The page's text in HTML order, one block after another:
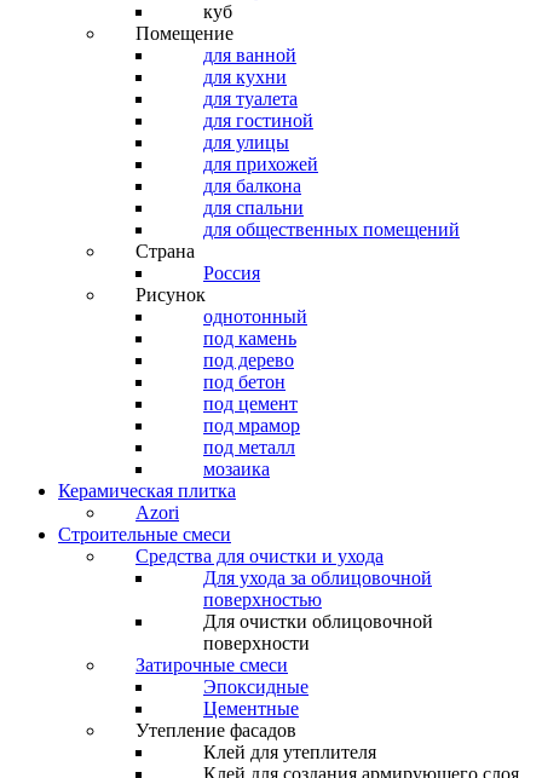
куб
Помещение
для ванной
для кухни
для туалета
для гостиной
для улицы
для прихожей
для балкона
для спальни
для общественных помещений
Страна
Россия
Рисунок
однотонный
под камень
под дерево
под бетон
под цемент
под мрамор
под металл
мозаика
Керамическая плитка
Azori
Строительные смеси
Средства для очистки и ухода
Для ухода за облицовочной
поверхностью
Для очистки облицовочной
поверхности
Затирочные смеси
Эпоксидные
Цементные
Утепление фасадов
Клей для утеплителя
Клей для создания армирующего слоя